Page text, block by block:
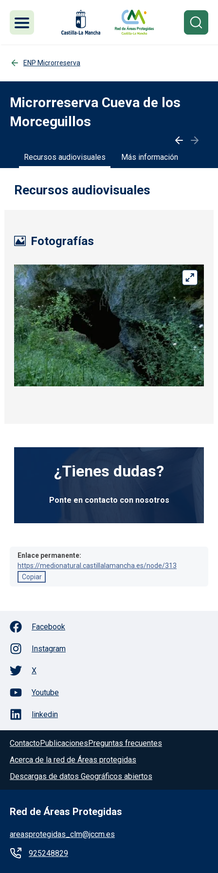
ENP Microrreserva
Microrreserva Cueva de los
Morceguillos
Recursos audiovisuales Más información
Recursos audiovisuales
Fotografías
¿Tienes dudas?
Ponte en contacto con nosotros
Enlace permanente:
https://medionatural.castillalamancha.es/node/313
Copiar
Facebook
Instagram
X
Youtube
linkedin
ContactoPublicaciones Preguntas frecuentes
Acerca de la red de Áreas protegidas
Descargas de datos Geográficos abiertos
Red de Áreas Protegidas
areasprotegidas_clm@jccm.es
925248829